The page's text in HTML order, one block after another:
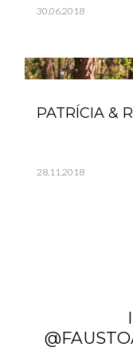
30.06.2018
PATRÍCIA &
28.11.2018